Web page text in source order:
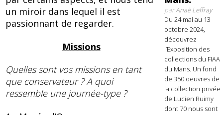
un miroir dans lequel il est
passionnant de regarder.
Missions
Quelles sont vos missions en tant
que conservateur ? A quoi
ressemble une journée-type ?
parAnaë Leffray
Du 24 mai au 13
octobre 2024,
découvrez
l’Exposition des
collections du FIAA
du Mans. Un fond
de 350 oeuvres de
la collection privée
de Lucien Ruimy
dont 70 nous sont